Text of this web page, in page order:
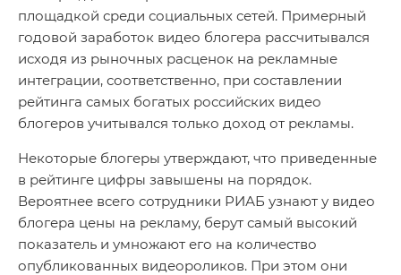
площадкой среди социальных сетей. Примерный
годовой заработок видео блогера рассчитывался
исходя из рыночных расценок на рекламные
интеграции, соответственно, при составлении
рейтинга самых богатых российских видео
блогеров учитывался только доход от рекламы.
Некоторые блогеры утверждают, что приведенные
в рейтинге цифры завышены на порядок.
Вероятнее всего сотрудники РИАБ узнают у видео
блогера цены на рекламу, берут самый высокий
показатель и умножают его на количество
опубликованных видеороликов. При этом они